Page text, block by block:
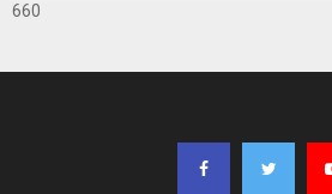
660